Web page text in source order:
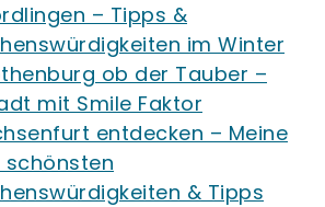
– Tipps &
im Winter
ob der Tauber –
mit Smile Faktor
entdecken – Meine
schönsten
& Tipps